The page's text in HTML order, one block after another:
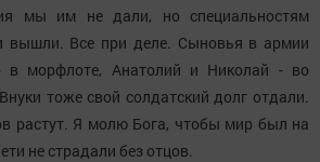
мы им не дали, но специальностям
вышли. Все при деле. Сыновья в армии
в морфлоте, Анатолий и Николай - во
тоже свой солдатский долг отдали.
растут. Я молю Бога, чтобы мир был на
не страдали без отцов.